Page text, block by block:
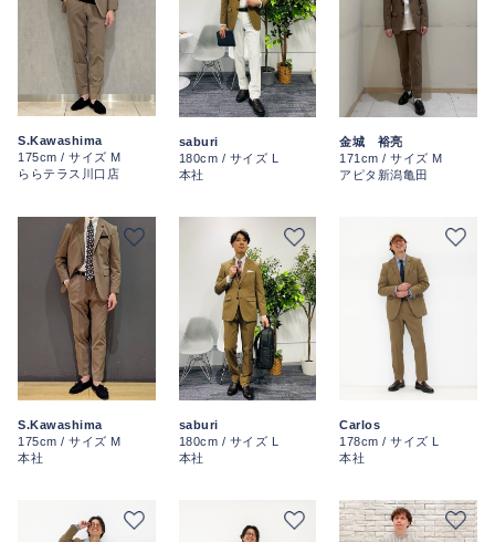
S.Kawashima
175cm / サイズ M
ららテラス川口店
saburi
180cm / サイズ L
本社
金城 裕亮
171cm / サイズ M
アピタ新潟亀田
S.Kawashima
175cm / サイズ M
本社
saburi
180cm / サイズ L
本社
Carlos
178cm / サイズ L
本社